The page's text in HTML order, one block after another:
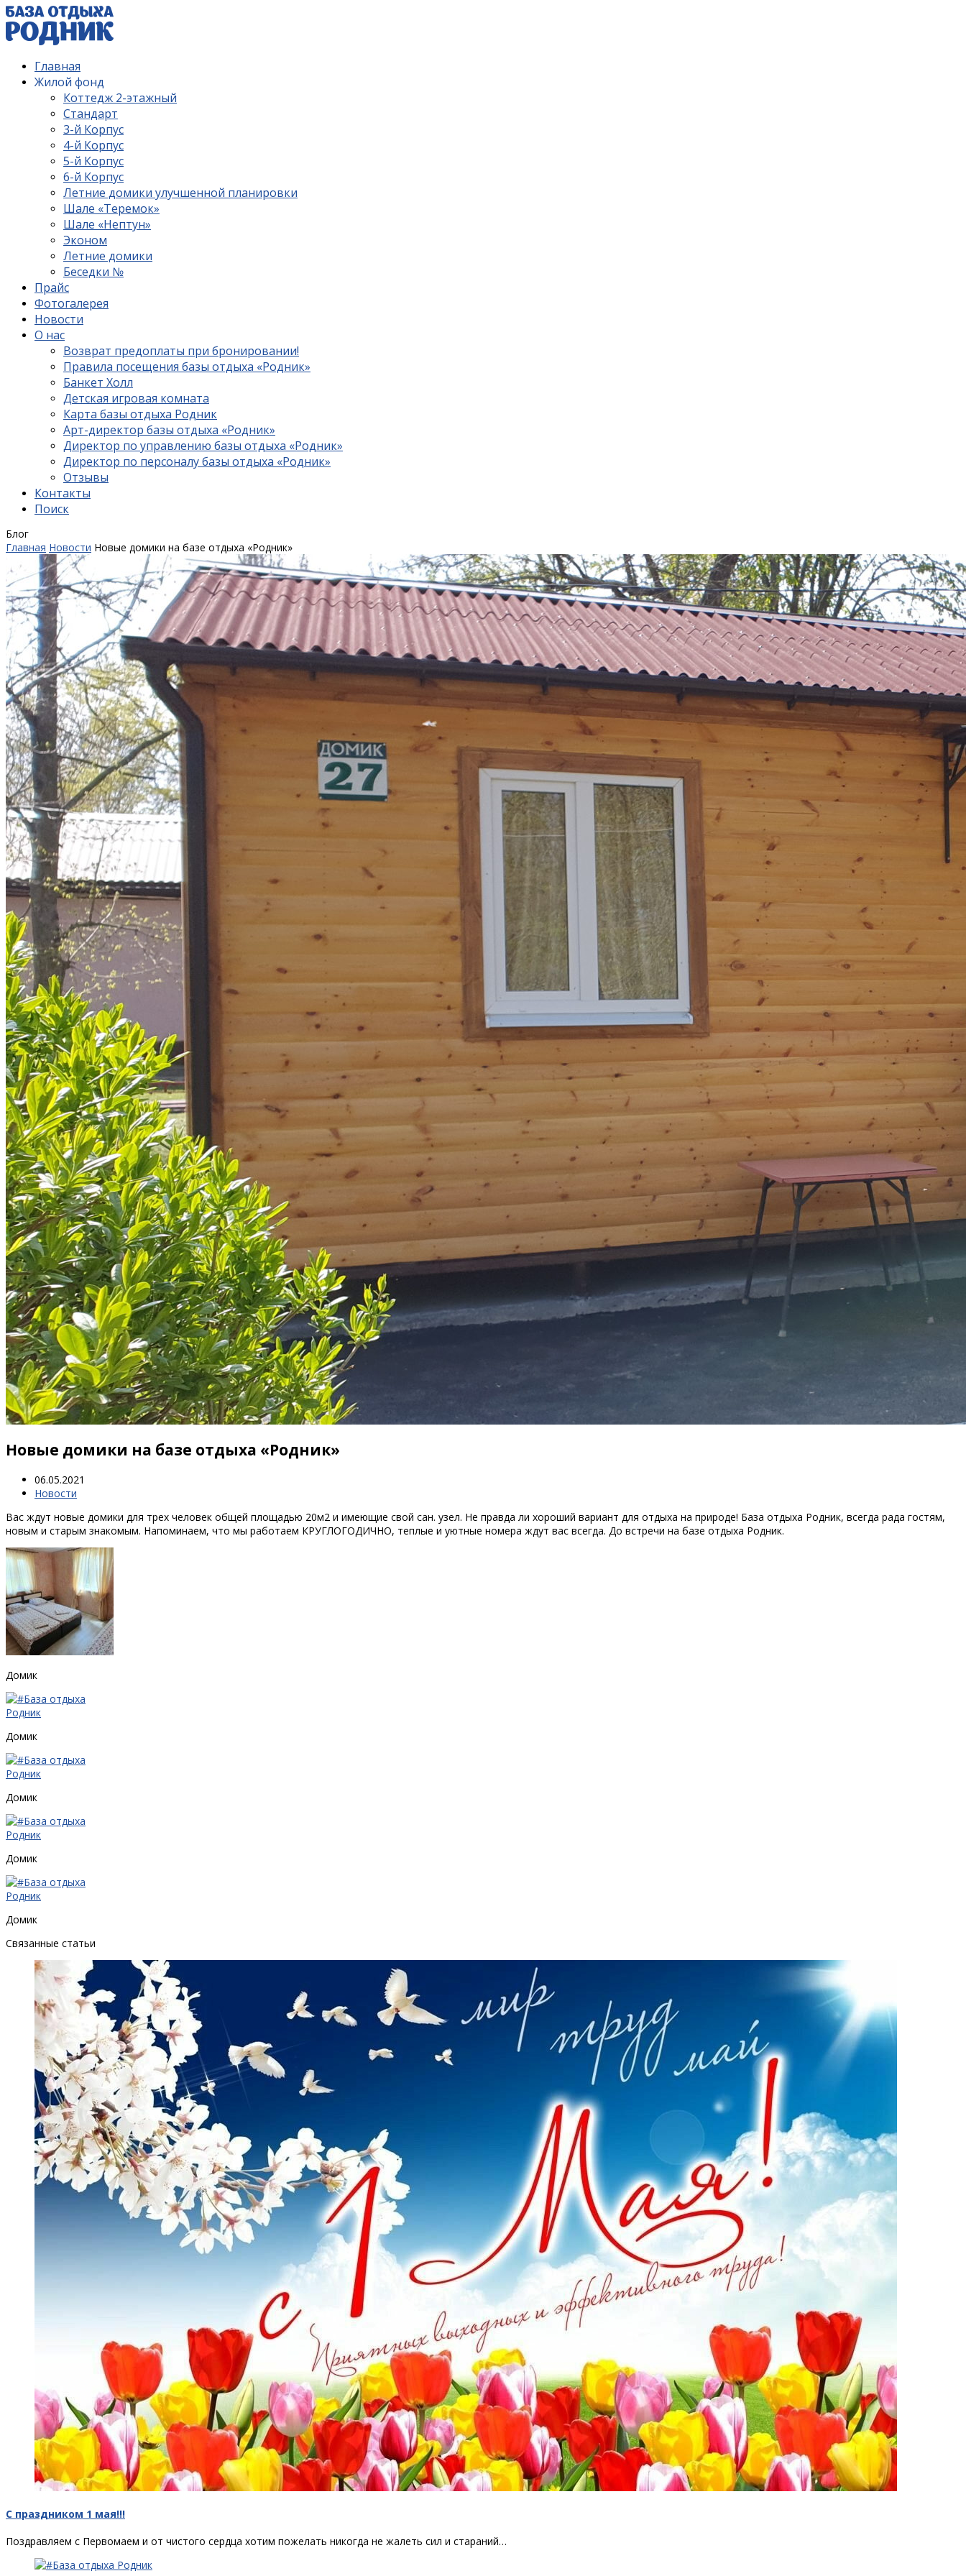
Главная
Жилой фонд
Коттедж 2-этажный
Стандарт
3-й Корпус
4-й Корпус
5-й Корпус
6-й Корпус
Летние домики улучшенной планировки
Шале «Теремок»
Шале «Нептун»
Эконом
Летние домики
Беседки №
Прайс
Фотогалерея
Новости
О нас
Возврат предоплаты при бронировании!
Правила посещения базы отдыха «Родник»
Банкет Холл
Детская игровая комната
Карта базы отдыха Родник
Арт-директор базы отдыха «Родник»
Директор по управлению базы отдыха «Родник»
Директор по персоналу базы отдыха «Родник»
Отзывы
Контакты
Поиск
Блог
Главная Новости Новые домики на базе отдыха «Родник»
Новые домики на базе отдыха «Родник»
06.05.2021
Новости
Вас ждут новые домики для трех человек общей площадью 20м2 и имеющие свой сан. узел. Не правда ли хороший вариант для отдыха на природе! База отдыха Родник, всегда рада гостям,
новым и старым знакомым. Напоминаем, что мы работаем КРУГЛОГОДИЧНО, теплые и уютные номера ждут вас всегда. До встречи на базе отдыха Родник.
Домик
Домик
Домик
Домик
Домик
Связанные статьи
С праздником 1 мая!!!
Поздравляем с Первомаем и от чистого сердца хотим пожелать никогда не жалеть сил и стараний…